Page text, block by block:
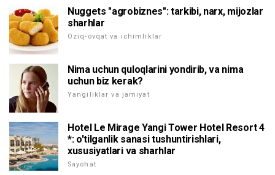
Nuggets "agrobiznes": tarkibi, narx, mijozlar
sharhlar
Oziq-ovqat va ichimliklar
Nima uchun quloqlarini yondirib, va nima
uchun biz kerak?
Yangiliklar va jamiyat
Hotel Le Mirage Yangi Tower Hotel Resort 4
*: o'tilganlik sanasi tushuntirishlari,
xususiyatlari va sharhlar
Sayohat